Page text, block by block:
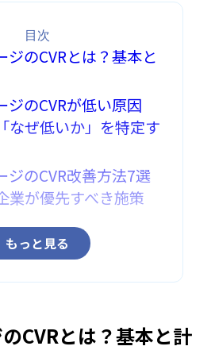
目次
ジのCVRとは？基本と
ジのCVRが低い原因
ぜ低いか」を特定す
ジのCVR改善方法7選
が優先すべき施策
もっと見る
CVRとは？基本と計